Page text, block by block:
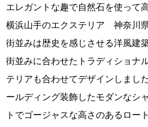
エレガントな趣で自然石を使って
横浜山手のエクステリア 神奈川
街並みは歴史を感じさせる洋風建
街並みに合わせたトラディショナ
テリアも合わせてデザインしまし
ールディング装飾したモダンなシ
トでゴージャスな高さのあるロー